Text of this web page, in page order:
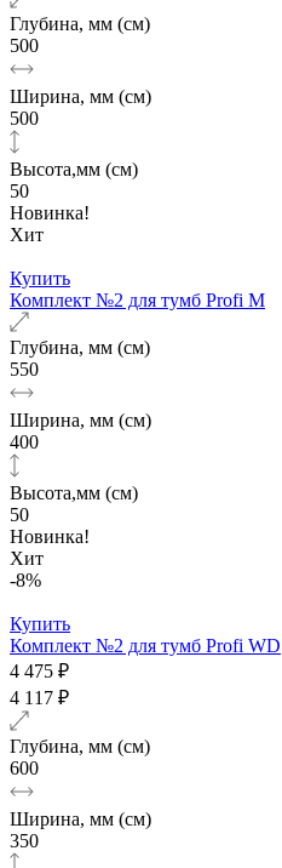
Глубина, мм (см)
500
Ширина, мм (см)
500
Высота,мм (см)
50
Новинка!
Хит
Купить
Комплект №2 для тумб Profi M
Глубина, мм (см)
550
Ширина, мм (см)
400
Высота,мм (см)
50
Новинка!
Хит
-8%
Купить
Комплект №2 для тумб Profi WD
4 475 ₽
4 117 ₽
Глубина, мм (см)
600
Ширина, мм (см)
350